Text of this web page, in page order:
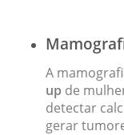
A
up de
detectar
gerar